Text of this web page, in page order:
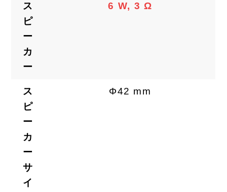
ス
ピ
ー
カ
ー
6 W, 3 Ω
ス
ピ
ー
カ
ー
サ
イ
Φ42 mm